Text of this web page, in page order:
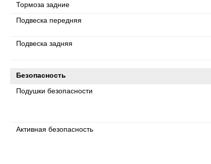
Тормоза задние
Подвеска передняя
Подвеска задняя
Безопасность
Подушки безопасности
Активная безопасность